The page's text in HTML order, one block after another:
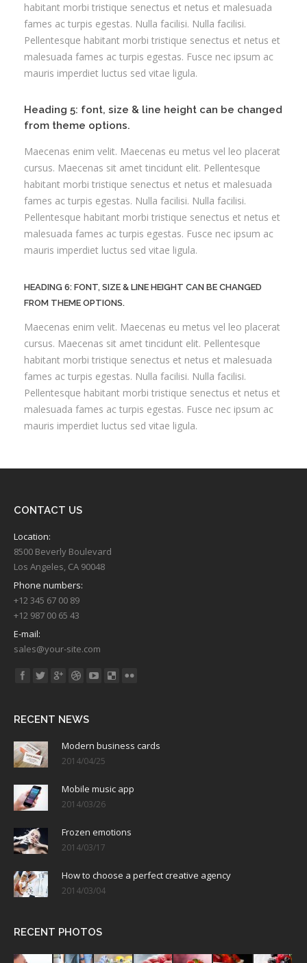
habitant morbi tristique senectus et netus et malesuada
fames ac turpis egestas. Nulla facilisi. Nulla facilisi.
Pellentesque habitant morbi tristique senectus et netus et
malesuada fames ac turpis egestas. Fusce nec ipsum ac
mauris imperdiet luctus sed vitae ligula.
Heading 5: font, size & line height can be changed
from theme options.
Maecenas enim velit. Maecenas eu metus vel leo placerat
cursus. Maecenas sit amet tincidunt elit. Pellentesque
habitant morbi tristique senectus et netus et malesuada
fames ac turpis egestas. Nulla facilisi. Nulla facilisi.
Pellentesque habitant morbi tristique senectus et netus et
malesuada fames ac turpis egestas. Fusce nec ipsum ac
mauris imperdiet luctus sed vitae ligula.
HEADING 6: FONT, SIZE & LINE HEIGHT CAN BE CHANGED
FROM THEME OPTIONS.
Maecenas enim velit. Maecenas eu metus vel leo placerat
cursus. Maecenas sit amet tincidunt elit. Pellentesque
habitant morbi tristique senectus et netus et malesuada
fames ac turpis egestas. Nulla facilisi. Nulla facilisi.
Pellentesque habitant morbi tristique senectus et netus et
malesuada fames ac turpis egestas. Fusce nec ipsum ac
mauris imperdiet luctus sed vitae ligula.
CONTACT US
Location:
8500 Beverly Boulevard
Los Angeles, CA 90048
Phone numbers:
+12 345 67 00 89
+12 987 00 65 43
E-mail:
sales@your-site.com
Find us on:
RECENT NEWS
Modern business cards
2014/04/25
Mobile music app
2014/03/26
Frozen emotions
2014/03/17
How to choose a perfect creative agency
2014/03/04
RECENT PHOTOS